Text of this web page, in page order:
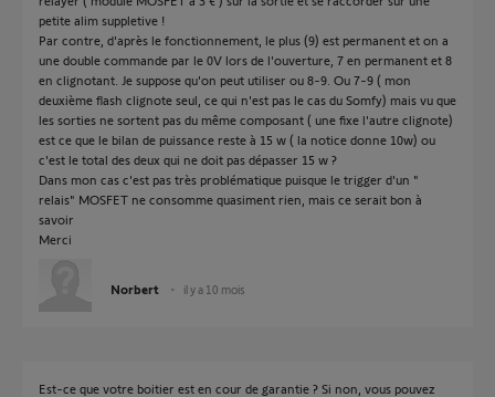
petite alim suppletive !
Par contre, d'après le fonctionnement, le plus (9) est permanent et on a
une double commande par le 0V lors de l'ouverture, 7 en permanent et 8
en clignotant. Je suppose qu'on peut utiliser ou 8-9. Ou 7-9 ( mon
deuxième flash clignote seul, ce qui n'est pas le cas du Somfy) mais vu que
les sorties ne sortent pas du même composant ( une fixe l'autre clignote)
est ce que le bilan de puissance reste à 15 w ( la notice donne 10w) ou
c'est le total des deux qui ne doit pas dépasser 15 w ?
Dans mon cas c'est pas très problématique puisque le trigger d'un "
relais" MOSFET ne consomme quasiment rien, mais ce serait bon à
savoir
Merci
Norbert il y a 10 mois
Est-ce que votre boitier est en cour de garantie ? Si non, vous pouvez